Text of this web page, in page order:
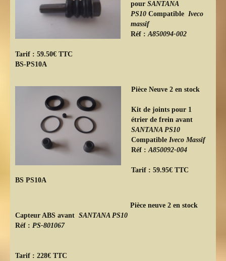
pour SANTANA
PS10 Compatible Iveco
massif
Réf : A850094-002
Tarif : 59.50€ TTC
BS-PS10A
Pièce Neuve 2 en stock
Kit de joints pour 1
étrier de frein avant
SANTANA PS10
Compatible Iveco Massif
Réf : A850092-004
Tarif : 59.95€ TTC
BS PS10A
Pièce neuve 2 en stock
Capteur ABS avant SANTANA PS10
Réf : PS-801067
Tarif : 228€ TTC